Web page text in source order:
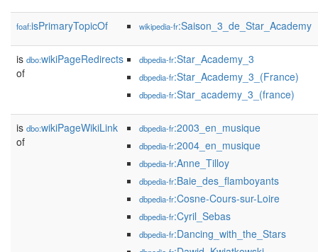
foaf:isPrimaryTopicOf wikipedia-fr:Saison_3_de_Star_Academy
is dbo:wikiPageRedirects
of
dbpedia-fr:Star_Academy_3
dbpedia-fr:Star_Academy_3_(France)
dbpedia-fr:Star_academy_3_(france)
is dbo:wikiPageWikiLink
of
dbpedia-fr:2003_en_musique
dbpedia-fr:2004_en_musique
dbpedia-fr:Anne_Tilloy
dbpedia-fr:Baie_des_flamboyants
dbpedia-fr:Cosne-Cours-sur-Loire
dbpedia-fr:Cyril_Sebas
dbpedia-fr:Dancing_with_the_Stars